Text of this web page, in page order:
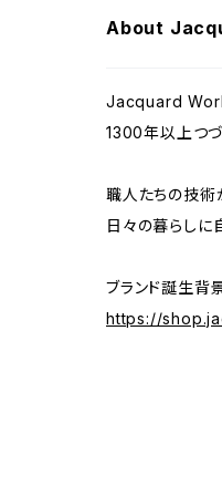
About
Jacquard
1300年以上つづ
職人たちの技術
日々の暮らしに
ブランド誕生背
https://